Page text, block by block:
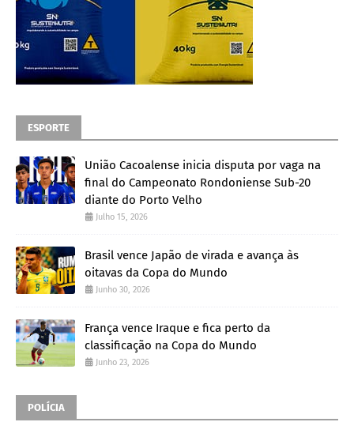
ESPORTE
União Cacoalense inicia disputa por vaga na
final do Campeonato Rondoniense Sub-20
diante do Porto Velho
Julho 15, 2026
Brasil vence Japão de virada e avança às
oitavas da Copa do Mundo
Junho 30, 2026
França vence Iraque e fica perto da
classificação na Copa do Mundo
Junho 23, 2026
POLÍCIA